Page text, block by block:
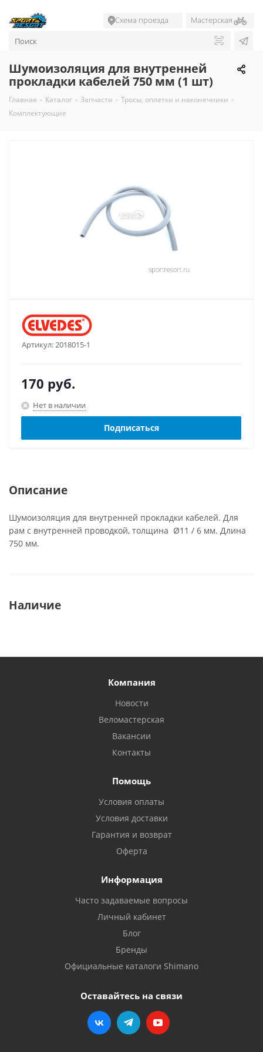
Схема проезда Мастерская
Шумоизоляция для внутренней
прокладки кабелей 750 мм (1 шт)
Главная - Каталог - Запчасти - Тросы, оплетки и наконечники -
Комплектующие
Артикул:2018015-1
170 руб.
Нет в наличии
Подписаться
Описание
Шумоизоляция для внутренней прокладки кабелей. Для
рам с внутренней проводкой, толщина Ø11 / 6 мм. Длина
750 мм.
Наличие
Компания
Новости
Веломастерская
Вакансии
Контакты
Помощь
Условия оплаты
Условия доставки
Гарантия и возврат
Оферта
Информация
Часто задаваемые вопросы
Личный кабинет
Блог
Бренды
Официальные каталоги Shimano
Оставайтесь на связи